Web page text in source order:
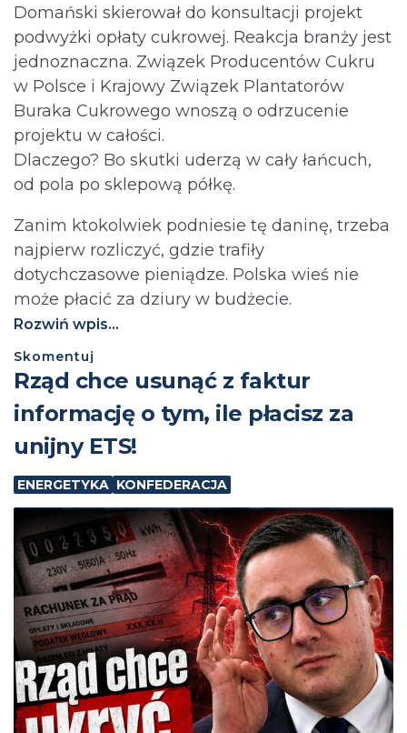
Domański skierował do konsultacji projekt
podwyżki opłaty cukrowej. Reakcja branży jest
jednoznaczna. Związek Producentów Cukru
w Polsce i Krajowy Związek Plantatorów
Buraka Cukrowego wnoszą o odrzucenie
projektu w całości.
Dlaczego? Bo skutki uderzą w cały łańcuch,
od pola po sklepową półkę.
Zanim ktokolwiek podniesie tę daninę, trzeba
najpierw rozliczyć, gdzie trafiły
dotychczasowe pieniądze. Polska wieś nie
może płacić za dziury w budżecie.⁩
Rozwiń wpis...
Skomentuj
Rząd chce usunąć z faktur
informację o tym, ile płacisz za
unijny ETS!
ENERGETYKA KONFEDERACJA